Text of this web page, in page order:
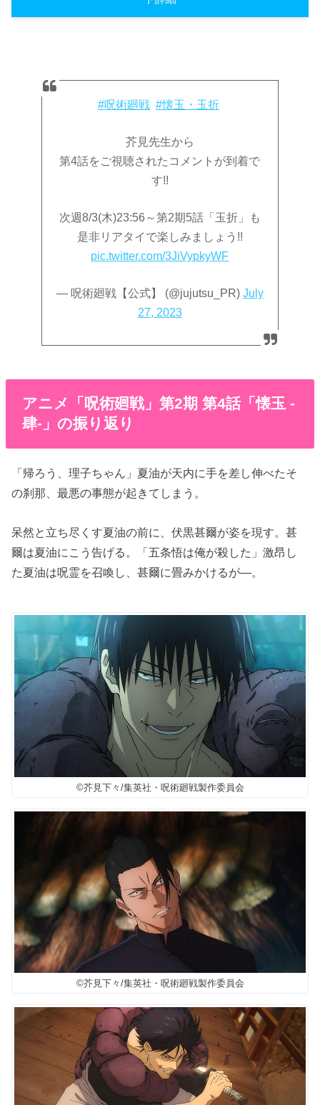
#呪術廻戦 #懐玉・玉折
芥見先生から
第4話をご視聴されたコメントが到着で
す!!
次週8/3(木)23:56～第2期5話「玉折」も
是非リアタイで楽しみましょう!!
pic.twitter.com/3JiVypkyWF
— 呪術廻戦【公式】 (@jujutsu_PR) July
27, 2023
アニメ「呪術廻戦」第2期 第4話「懐玉 -
肆-」の振り返り
「帰ろう、理子ちゃん」夏油が天内に手を差し伸べたそ
の刹那、最悪の事態が起きてしまう。
呆然と立ち尽くす夏油の前に、伏黒甚爾が姿を現す。甚
爾は夏油にこう告げる。「五条悟は俺が殺した」激昂し
た夏油は呪霊を召喚し、甚爾に畳みかけるが―。
©芥見下々/集英社・呪術廻戦製作委員会
©芥見下々/集英社・呪術廻戦製作委員会